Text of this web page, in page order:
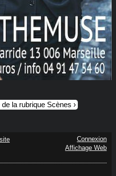
la rubrique Scènes
Connexion
Affichage Web